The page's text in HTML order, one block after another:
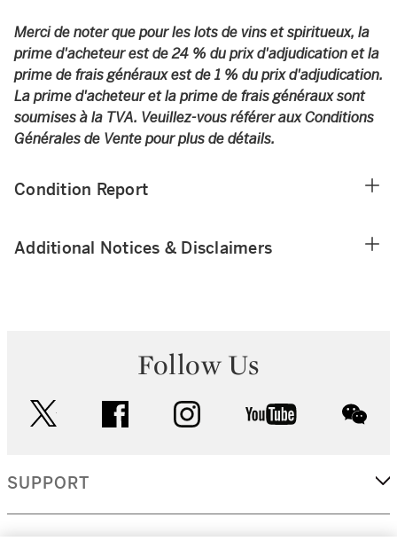
Merci de noter que pour les lots de vins et spiritueux, la
prime d'acheteur est de 24 % du prix d'adjudication et la
prime de frais généraux est de 1 % du prix d'adjudication.
La prime d'acheteur et la prime de frais généraux sont
soumises à la TVA. Veuillez-vous référer aux Conditions
Générales de Vente pour plus de détails.
Condition Report
Additional Notices & Disclaimers
Follow Us
facebook instagram youtube
SUPPORT